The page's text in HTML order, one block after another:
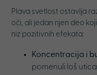
Plava svetlost ostavlja
oči, ali jedan njen deo
niz pozitivnih efekata:
Koncentracija i
pomenuli loš